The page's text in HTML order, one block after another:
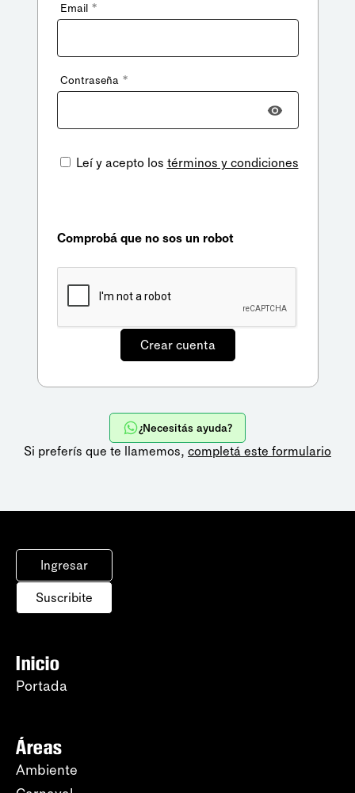
Email *
Contraseña *
Leí y acepto los términos y condiciones
Comprobá que no sos un robot
¿Necesitás ayuda?
Si preferís que te llamemos, completá este formulario
Ingresar
Suscribite
Inicio
Portada
Áreas
Ambiente